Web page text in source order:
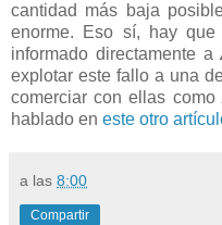
cantidad más baja
enorme. Eso sí, hay
informado directamente a
explotar este fallo a una
comerciar con ellas como
hablado en este otro
a las 8:00
Compartir